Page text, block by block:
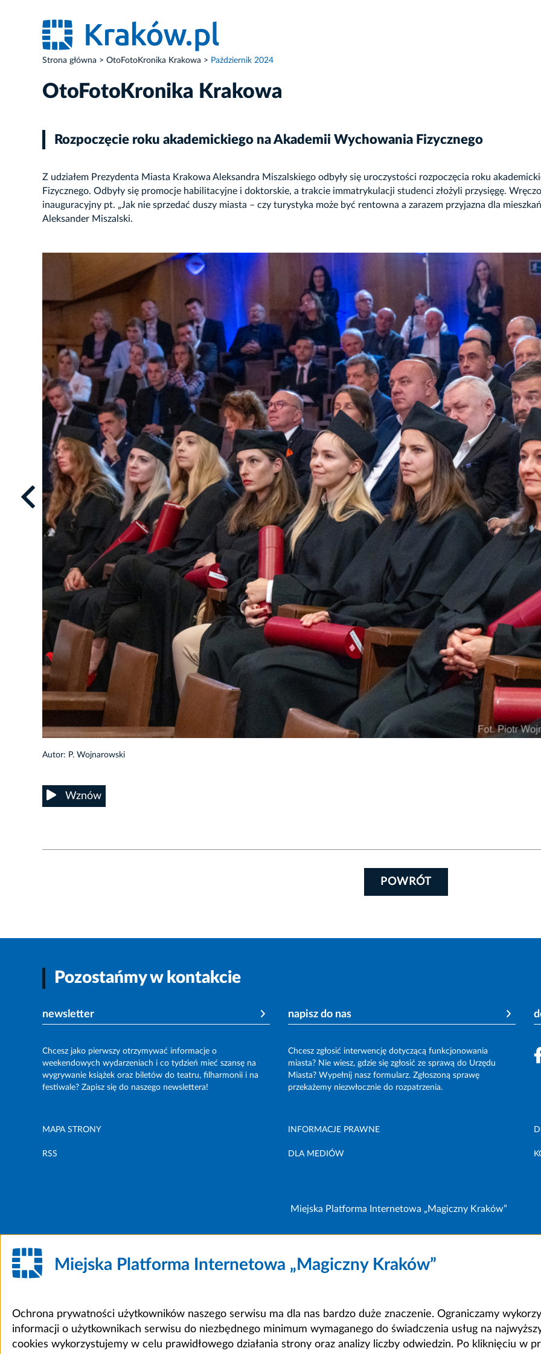
Strona główna OtoFotoKronika Krakowa Październik 2024
OtoFotoKronika Krakowa
Rozpoczęcie roku akademickiego na Akademii Wychowania Fizycznego
Z udziałem Prezydenta Miasta Krakowa Aleksandra Miszalskiego odbyły się uroczystości rozpoczęcia roku
Fizycznego. Odbyły się promocje habilitacyjne i doktorskie, a trakcie immatrykulacji studenci złożyli przysięgę.
inauguracyjny pt. „Jak nie sprzedać duszy miasta – czy turystyka może być rentowna a zarazem przyjazna dla
Aleksander Miszalski.
Autor: P. Wojnarowski
Wznów
POWRÓT
Pozostańmy w kontakcie
newsletter
Chcesz jako pierwszy otrzymywać informacje o
weekendowych wydarzeniach i co tydzień mieć szansę na
wygrywanie książek oraz biletów do teatru, filharmonii i na
festiwale? Zapisz się do naszego newslettera!
napisz do nas
Chcesz zgłosić interwencję dotyczącą funkcjonowania
miasta? Nie wiesz, gdzie się zgłosić ze sprawą do Urzędu
Miasta? Wypełnij nasz formularz. Zgłoszoną sprawę
przekażemy niezwłocznie do rozpatrzenia.
MAPA STRONY INFORMACJE PRAWNE
RSS DLA MEDIÓW
Miejska Platforma Internetowa „Magiczny Kraków”
Miejska Platforma Internetowa „Magiczny Kraków”
Ochrona prywatności użytkowników naszego serwisu ma dla nas bardzo duże znaczenie. Ograniczamy
informacji o użytkownikach serwisu do niezbędnego minimum wymaganego do świadczenia usług na
cookies wykorzystujemy w celu prawidłowego działania strony oraz analizy liczby odwiedzin. Po kliknięciu w